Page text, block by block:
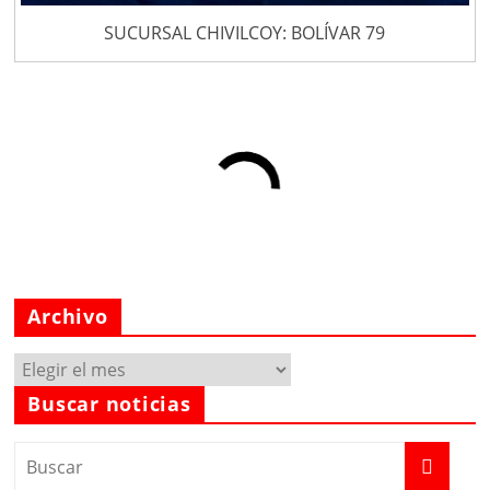
SUCURSAL CHIVILCOY: BOLÍVAR 79
Archivo
Archivo
Buscar noticias